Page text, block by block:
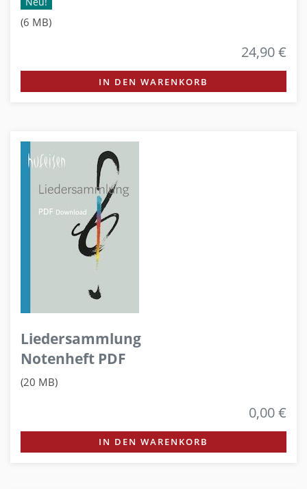
(6 MB)
24,90 €
IN DEN WARENKORB
Liedersammlung
Notenheft PDF
(20 MB)
0,00 €
IN DEN WARENKORB